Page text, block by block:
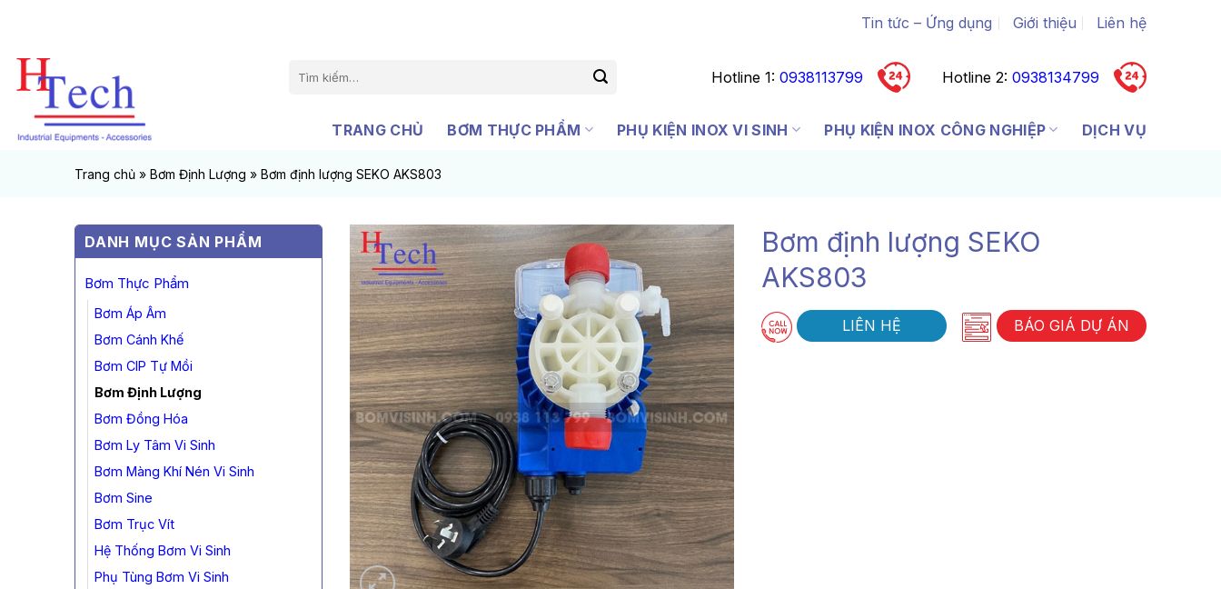
nội
dung
Tin tức – Ứng dụng Giới thiệu Liên hệ
kiếm:
Hotline 1:0938113799 Hotline 2: 0938134799
TRANG CHỦ BƠM THỰC PHẨM PHỤ KIỆN INOX VI SINH PHỤ KIỆN INOX CÔNG NGHIỆP DỊCH VỤ
Trang chủ » Bơm Định Lượng » Bơm định lượng SEKO AKS803
DANH MỤC SẢN PHẨM
Bơm Thực Phẩm
Bơm Áp Âm
Bơm Cánh Khế
Bơm CIP Tự Mồi
Bơm Định Lượng
Bơm Đồng Hóa
Bơm Ly Tâm Vi Sinh
Bơm Màng Khí Nén Vi Sinh
Bơm Sine
Bơm Trục Vít
Hệ Thống Bơm Vi Sinh
Phụ Tùng Bơm Vi Sinh
Bơm định lượng SEKO
AKS803
LIÊN HỆ BÁO GIÁ DỰ ÁN